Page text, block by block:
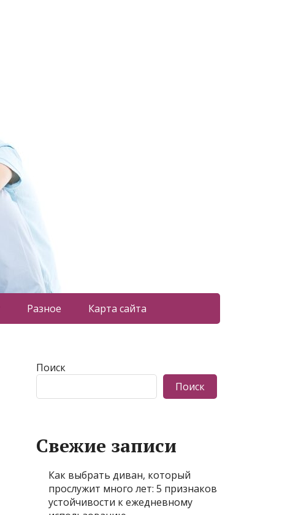
Разное Карта сайта
Поиск
Поиск
Свежие записи
Как выбрать диван, который
прослужит много лет: 5 признаков
устойчивости к ежедневному